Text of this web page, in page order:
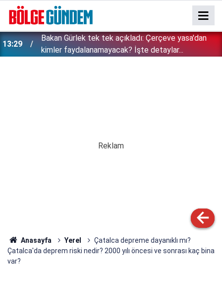
13:29
Bakan Gürlek tek tek açıkladı: Çerçeve yasa'dan
kimler faydalanamayacak? İşte detaylar...
Anasayfa Yerel
Çatalca depreme dayanıklı mı?
Çatalca'da deprem riski nedir? 2000 yılı öncesi ve sonrası kaç bina
var?